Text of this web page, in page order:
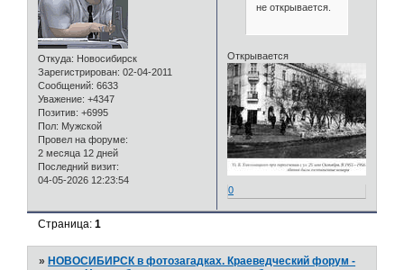
Откуда: Новосибирск
Зарегистрирован: 02-04-2011
Сообщений: 6633
Уважение: +4347
Позитив: +6995
Пол: Мужской
Провел на форуме:
2 месяца 12 дней
Последний визит:
04-05-2026 12:23:54
не открывается.
Открывается
0
Страница:1
» НОВОСИБИРСК в фотозагадках. Краеведческий форум -